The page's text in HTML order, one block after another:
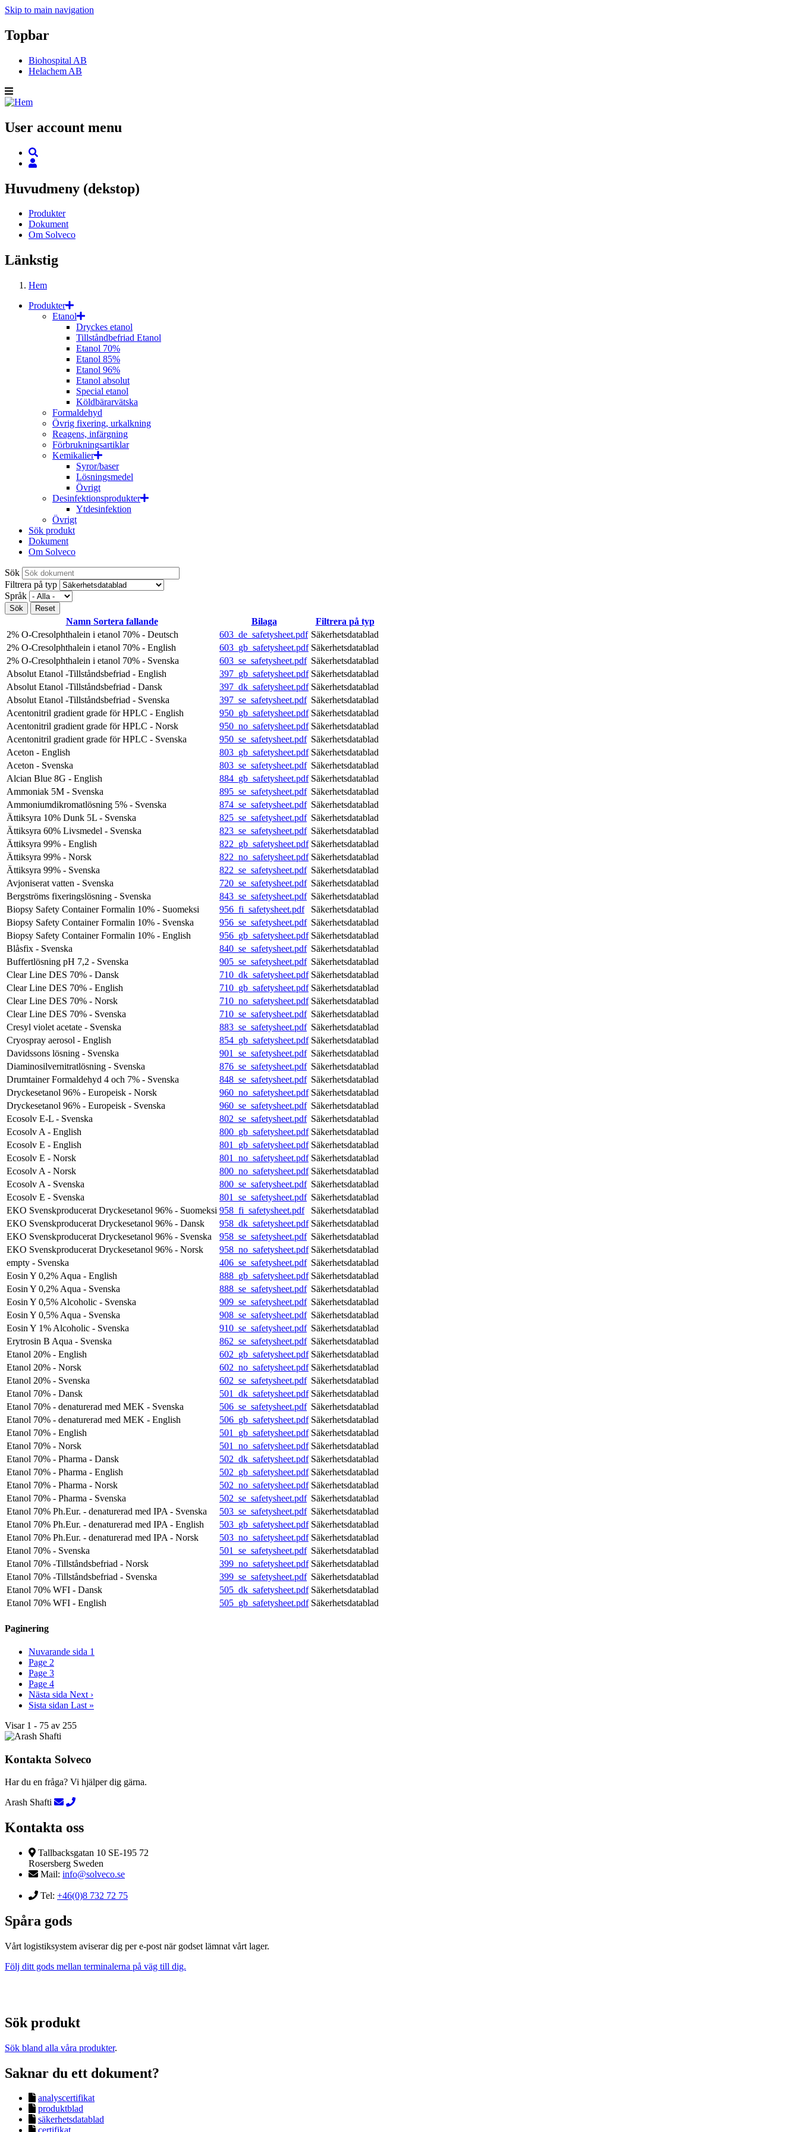
Skip to main navigation
Topbar
Biohospital AB
Helachem AB
User account menu
Huvudmeny (dekstop)
Produkter
Dokument
Om Solveco
Länkstig
Hem
Produkter
Etanol
Dryckes etanol
Tillståndbefriad Etanol
Etanol 70%
Etanol 85%
Etanol 96%
Etanol absolut
Special etanol
Köldbärarvätska
Formaldehyd
Övrig fixering, urkalkning
Reagens, infärgning
Förbrukningsartiklar
Kemikalier
Syror/baser
Lösningsmedel
Övrigt
Desinfektionsprodukter
Ytdesinfektion
Övrigt
Sök produkt
Dokument
Om Solveco
Sök
Filtrera på typ
Språk
Namn Sortera fallande Bilaga
Filtrera på typ
2% O-Cresolphthalein i etanol 70% - Deutsch
603_de_safetysheet.pdf Säkerhetsdatablad
2% O-Cresolphthalein i etanol 70% - English
603_gb_safetysheet.pdf Säkerhetsdatablad
2% O-Cresolphthalein i etanol 70% - Svenska
603_se_safetysheet.pdf Säkerhetsdatablad
Absolut Etanol -Tillståndsbefriad - English
397_gb_safetysheet.pdf Säkerhetsdatablad
Absolut Etanol -Tillståndsbefriad - Dansk
397_dk_safetysheet.pdf Säkerhetsdatablad
Absolut Etanol -Tillståndsbefriad - Svenska
397_se_safetysheet.pdf Säkerhetsdatablad
Acentonitril gradient grade för HPLC - English
950_gb_safetysheet.pdf Säkerhetsdatablad
Acentonitril gradient grade för HPLC - Norsk
950_no_safetysheet.pdf Säkerhetsdatablad
Acentonitril gradient grade för HPLC - Svenska
950_se_safetysheet.pdf Säkerhetsdatablad
Aceton - English
803_gb_safetysheet.pdf Säkerhetsdatablad
Aceton - Svenska
803_se_safetysheet.pdf Säkerhetsdatablad
Alcian Blue 8G - English
884_gb_safetysheet.pdf Säkerhetsdatablad
Ammoniak 5M - Svenska
895_se_safetysheet.pdf Säkerhetsdatablad
Ammoniumdikromatlösning 5% - Svenska
874_se_safetysheet.pdf Säkerhetsdatablad
Ättiksyra 10% Dunk 5L - Svenska
825_se_safetysheet.pdf Säkerhetsdatablad
Ättiksyra 60% Livsmedel - Svenska
823_se_safetysheet.pdf Säkerhetsdatablad
Ättiksyra 99% - English
822_gb_safetysheet.pdf Säkerhetsdatablad
Ättiksyra 99% - Norsk
822_no_safetysheet.pdf Säkerhetsdatablad
Ättiksyra 99% - Svenska
822_se_safetysheet.pdf Säkerhetsdatablad
Avjoniserat vatten - Svenska
720_se_safetysheet.pdf Säkerhetsdatablad
Bergströms fixeringslösning - Svenska
843_se_safetysheet.pdf Säkerhetsdatablad
Biopsy Safety Container Formalin 10% - Suomeksi
956_fi_safetysheet.pdf
Säkerhetsdatablad
Biopsy Safety Container Formalin 10% - Svenska
956_se_safetysheet.pdf Säkerhetsdatablad
Biopsy Safety Container Formalin 10% - English
956_gb_safetysheet.pdf Säkerhetsdatablad
Blåsfix - Svenska
840_se_safetysheet.pdf Säkerhetsdatablad
Buffertlösning pH 7,2 - Svenska
905_se_safetysheet.pdf Säkerhetsdatablad
Clear Line DES 70% - Dansk
710_dk_safetysheet.pdf Säkerhetsdatablad
Clear Line DES 70% - English
710_gb_safetysheet.pdf Säkerhetsdatablad
Clear Line DES 70% - Norsk
710_no_safetysheet.pdf Säkerhetsdatablad
Clear Line DES 70% - Svenska
710_se_safetysheet.pdf Säkerhetsdatablad
Cresyl violet acetate - Svenska
883_se_safetysheet.pdf Säkerhetsdatablad
Cryospray aerosol - English
854_gb_safetysheet.pdf Säkerhetsdatablad
Davidssons lösning - Svenska
901_se_safetysheet.pdf Säkerhetsdatablad
Diaminosilvernitratlösning - Svenska
876_se_safetysheet.pdf Säkerhetsdatablad
Drumtainer Formaldehyd 4 och 7% - Svenska
848_se_safetysheet.pdf Säkerhetsdatablad
Dryckesetanol 96% - Europeisk - Norsk
960_no_safetysheet.pdf Säkerhetsdatablad
Dryckesetanol 96% - Europeisk - Svenska
960_se_safetysheet.pdf Säkerhetsdatablad
Ecosolv E-L - Svenska
802_se_safetysheet.pdf Säkerhetsdatablad
Ecosolv A - English
800_gb_safetysheet.pdf Säkerhetsdatablad
Ecosolv E - English
801_gb_safetysheet.pdf Säkerhetsdatablad
Ecosolv E - Norsk
801_no_safetysheet.pdf Säkerhetsdatablad
Ecosolv A - Norsk
800_no_safetysheet.pdf Säkerhetsdatablad
Ecosolv A - Svenska
800_se_safetysheet.pdf Säkerhetsdatablad
Ecosolv E - Svenska
801_se_safetysheet.pdf Säkerhetsdatablad
EKO Svenskproducerat Dryckesetanol 96% - Suomeksi 958_fi_safetysheet.pdf
Säkerhetsdatablad
EKO Svenskproducerat Dryckesetanol 96% - Dansk
958_dk_safetysheet.pdf Säkerhetsdatablad
EKO Svenskproducerat Dryckesetanol 96% - Svenska
958_se_safetysheet.pdf Säkerhetsdatablad
EKO Svenskproducerat Dryckesetanol 96% - Norsk
958_no_safetysheet.pdf Säkerhetsdatablad
empty - Svenska
406_se_safetysheet.pdf Säkerhetsdatablad
Eosin Y 0,2% Aqua - English
888_gb_safetysheet.pdf Säkerhetsdatablad
Eosin Y 0,2% Aqua - Svenska
888_se_safetysheet.pdf Säkerhetsdatablad
Eosin Y 0,5% Alcoholic - Svenska
909_se_safetysheet.pdf Säkerhetsdatablad
Eosin Y 0,5% Aqua - Svenska
908_se_safetysheet.pdf Säkerhetsdatablad
Eosin Y 1% Alcoholic - Svenska
910_se_safetysheet.pdf Säkerhetsdatablad
Erytrosin B Aqua - Svenska
862_se_safetysheet.pdf Säkerhetsdatablad
Etanol 20% - English
602_gb_safetysheet.pdf Säkerhetsdatablad
Etanol 20% - Norsk
602_no_safetysheet.pdf Säkerhetsdatablad
Etanol 20% - Svenska
602_se_safetysheet.pdf Säkerhetsdatablad
Etanol 70% - Dansk
501_dk_safetysheet.pdf Säkerhetsdatablad
Etanol 70% - denaturerad med MEK - Svenska
506_se_safetysheet.pdf Säkerhetsdatablad
Etanol 70% - denaturerad med MEK - English
506_gb_safetysheet.pdf Säkerhetsdatablad
Etanol 70% - English
501_gb_safetysheet.pdf Säkerhetsdatablad
Etanol 70% - Norsk
501_no_safetysheet.pdf Säkerhetsdatablad
Etanol 70% - Pharma - Dansk
502_dk_safetysheet.pdf Säkerhetsdatablad
Etanol 70% - Pharma - English
502_gb_safetysheet.pdf Säkerhetsdatablad
Etanol 70% - Pharma - Norsk
502_no_safetysheet.pdf Säkerhetsdatablad
Etanol 70% - Pharma - Svenska
502_se_safetysheet.pdf Säkerhetsdatablad
Etanol 70% Ph.Eur. - denaturerad med IPA - Svenska
503_se_safetysheet.pdf Säkerhetsdatablad
Etanol 70% Ph.Eur. - denaturerad med IPA - English
503_gb_safetysheet.pdf Säkerhetsdatablad
Etanol 70% Ph.Eur. - denaturerad med IPA - Norsk
503_no_safetysheet.pdf Säkerhetsdatablad
Etanol 70% - Svenska
501_se_safetysheet.pdf Säkerhetsdatablad
Etanol 70% -Tillståndsbefriad - Norsk
399_no_safetysheet.pdf Säkerhetsdatablad
Etanol 70% -Tillståndsbefriad - Svenska
399_se_safetysheet.pdf Säkerhetsdatablad
Etanol 70% WFI - Dansk
505_dk_safetysheet.pdf Säkerhetsdatablad
Etanol 70% WFI - English
505_gb_safetysheet.pdf Säkerhetsdatablad
Paginering
Nuvarande sida 1
Page 2
Page 3
Page 4
Nästa sida Next ›
Sista sidan Last »
Visar 1 - 75 av 255
Kontakta Solveco
Har du en fråga? Vi hjälper dig gärna.
Arash Shafti
Kontakta oss
Tallbacksgatan 10 SE-195 72
Rosersberg Sweden
Mail: info@solveco.se
Tel: +46(0)8 732 72 75
Spåra gods
Vårt logistiksystem aviserar dig per e-post när godset lämnat vårt lager.
Följ ditt gods mellan terminalerna på väg till dig.
Sök produkt
Sök bland alla våra produkter.
Saknar du ett dokument?
analyscertifikat
produktblad
säkerhetsdatablad